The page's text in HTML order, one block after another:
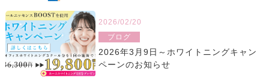
2026/02/20
ブログ
2026年3月9日～ホワイトニングキャン
ペーンのお知らせ